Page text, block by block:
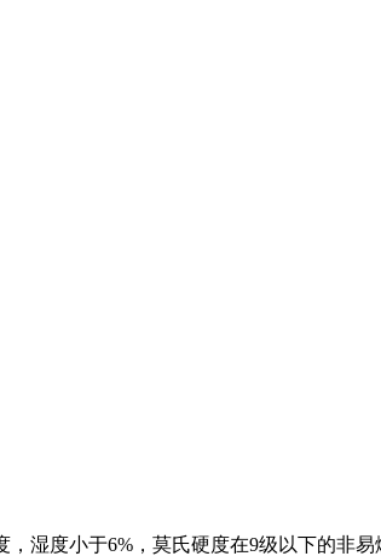
湿度小于6%，莫氏硬度在9级以下的非